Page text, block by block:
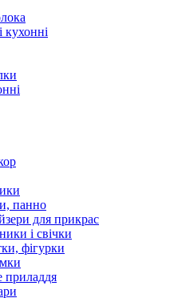
кухонні
панно
для прикрас
і свічки
фігурки
приладдя